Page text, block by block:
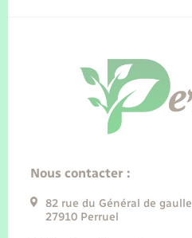
Nous contacter :
82 rue du Général de gaulle
27910 Perruel